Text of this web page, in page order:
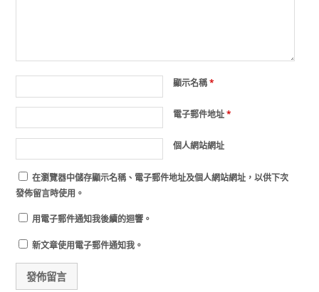
顯示名稱*
電子郵件地址*
個人網站網址
在瀏覽器中儲存顯示名稱、電子郵件地址及個人網站網址，以供下次
發佈留言時使用。
用電子郵件通知我後續的迴響。
新文章使用電子郵件通知我。